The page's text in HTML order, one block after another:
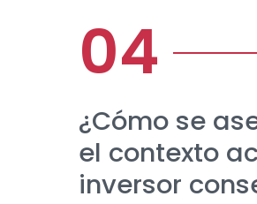
¿Cómo se
el contexto
inversor